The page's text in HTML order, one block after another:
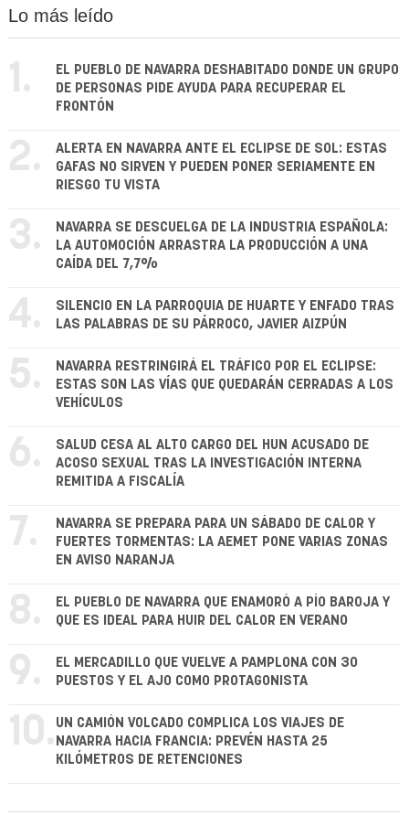
Lo más leído
1.
EL PUEBLO DE NAVARRA DESHABITADO DONDE UN GRUPO
DE PERSONAS PIDE AYUDA PARA RECUPERAR EL
FRONTÓN
2.
ALERTA EN NAVARRA ANTE EL ECLIPSE DE SOL: ESTAS
GAFAS NO SIRVEN Y PUEDEN PONER SERIAMENTE EN
RIESGO TU VISTA
3.
NAVARRA SE DESCUELGA DE LA INDUSTRIA ESPAÑOLA:
LA AUTOMOCIÓN ARRASTRA LA PRODUCCIÓN A UNA
CAÍDA DEL 7,7%
4.
SILENCIO EN LA PARROQUIA DE HUARTE Y ENFADO TRAS
LAS PALABRAS DE SU PÁRROCO, JAVIER AIZPÚN
5.
NAVARRA RESTRINGIRÁ EL TRÁFICO POR EL ECLIPSE:
ESTAS SON LAS VÍAS QUE QUEDARÁN CERRADAS A LOS
VEHÍCULOS
6.
SALUD CESA AL ALTO CARGO DEL HUN ACUSADO DE
ACOSO SEXUAL TRAS LA INVESTIGACIÓN INTERNA
REMITIDA A FISCALÍA
7.
NAVARRA SE PREPARA PARA UN SÁBADO DE CALOR Y
FUERTES TORMENTAS: LA AEMET PONE VARIAS ZONAS
EN AVISO NARANJA
8.
EL PUEBLO DE NAVARRA QUE ENAMORÓ A PÍO BAROJA Y
QUE ES IDEAL PARA HUIR DEL CALOR EN VERANO
9.
EL MERCADILLO QUE VUELVE A PAMPLONA CON 30
PUESTOS Y EL AJO COMO PROTAGONISTA
10. UN CAMIÓN VOLCADO COMPLICA LOS VIAJES DE
NAVARRA HACIA FRANCIA: PREVÉN HASTA 25
KILÓMETROS DE RETENCIONES